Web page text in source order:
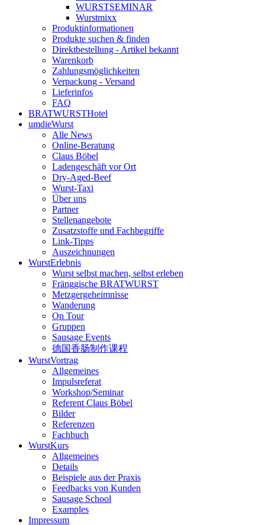
WURST­SEMINAR
Wurstmixx
Produktinformationen
Produkte suchen & finden
Direktbestellung - Artikel bekannt
Warenkorb
Zahlungsmöglichkeiten
Verpackung - Versand
Lieferinfos
FAQ
BRATWURSTHotel
umdieWurst
Alle News
Online-Beratung
Claus Böbel
Ladengeschäft vor Ort
Dry-Aged-Beef
Wurst-Taxi
Über uns
Partner
Stellenangebote
Zusatzstoffe und Fachbegriffe
Link-Tipps
Auszeichnungen
WurstErlebnis
Wurst selbst machen, selbst erleben
Fränggische BRATWURST
Metzgergeheimnisse
Wanderung
On Tour
Gruppen
Sausage Events
德国香肠制作课程
WurstVortrag
Allgemeines
Impulsreferat
Workshop/Seminar
Referent Claus Böbel
Bilder
Referenzen
Fachbuch
WurstKurs
Allgemeines
Details
Beispiele aus der Praxis
Feedbacks von Kunden
Sausage School
Examples
Impressum